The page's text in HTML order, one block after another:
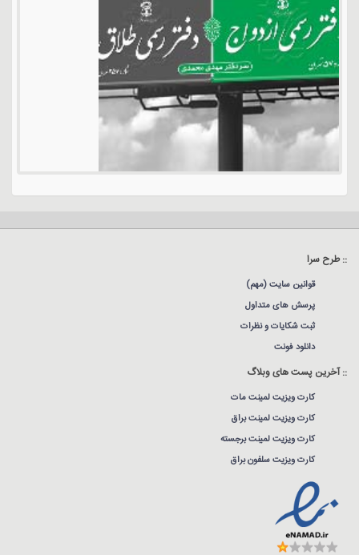
:: طرح سرا
قوانین سایت (مهم)
پرسش های متداول
ثبت شکایات و نظرات
دانلود فونت
:: آخرین پست های وبلاگ
کارت ویزیت لمینت مات
کارت ویزیت لمینت براق
کارت ویزیت لمینت برجسته
کارت ویزیت سلفون براق